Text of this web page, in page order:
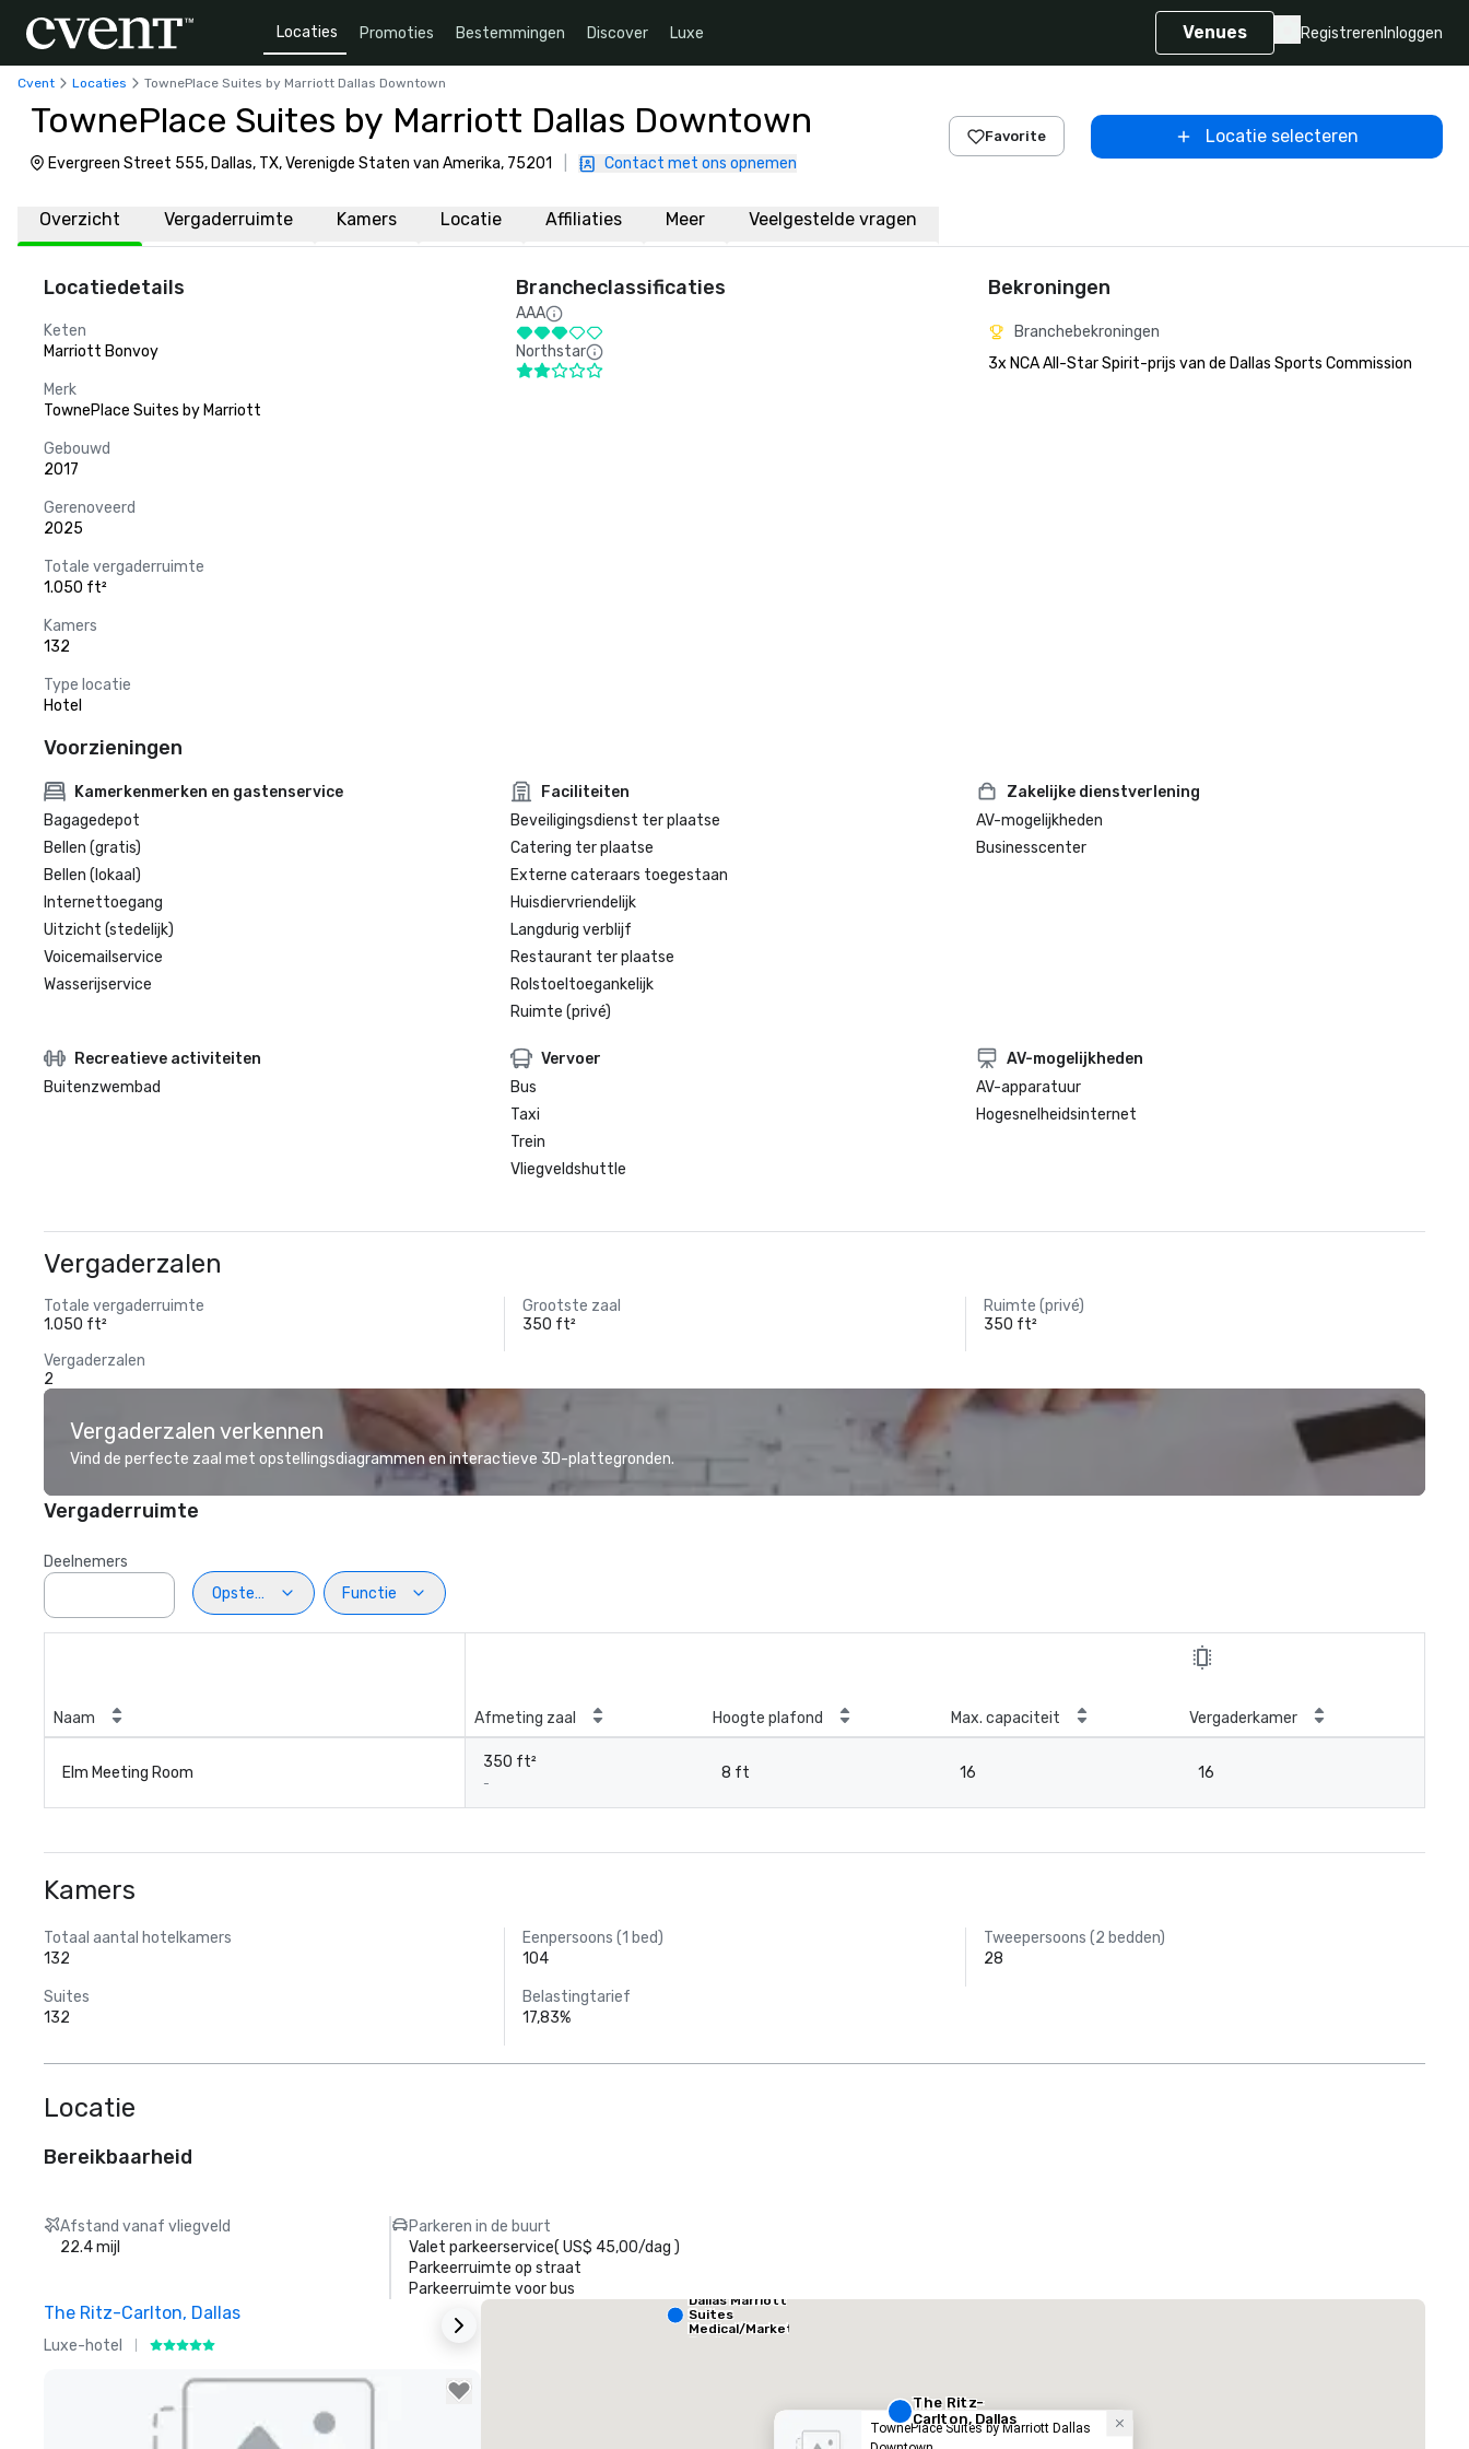
Locaties Promoties Bestemmingen Discover Luxe Venues Registreren Inloggen
Cvent Locaties TownePlace Suites by Marriott Dallas Downtown
TownePlace Suites by Marriott Dallas Downtown
Evergreen Street 555, Dallas, TX, Verenigde Staten van Amerika, 75201 Contact met ons opnemen
Favorite Locatie selecteren
Overzicht Vergaderruimte Kamers Locatie Affiliaties Meer Veelgestelde vragen
Locatiedetails
Keten
Marriott Bonvoy
Merk
TownePlace Suites by Marriott
Gebouwd
2017
Gerenoveerd
2025
Totale vergaderruimte
1.050 ft²
Kamers
132
Type locatie
Hotel
Brancheclassificaties
AAA
Northstar
Bekroningen
Branchebekroningen
3x NCA All-Star Spirit-prijs van de Dallas Sports Commission
Voorzieningen
Kamerkenmerken en gastenservice
Bagagedepot
Bellen (gratis)
Bellen (lokaal)
Internettoegang
Uitzicht (stedelijk)
Voicemailservice
Wasserijservice
Faciliteiten
Beveiligingsdienst ter plaatse
Catering ter plaatse
Externe cateraars toegestaan
Huisdiervriendelijk
Langdurig verblijf
Restaurant ter plaatse
Rolstoeltoegankelijk
Ruimte (privé)
Zakelijke dienstverlening
AV-mogelijkheden
Businesscenter
Recreatieve activiteiten
Buitenzwembad
Vervoer
Bus
Taxi
Trein
Vliegveldshuttle
AV-mogelijkheden
AV-apparatuur
Hogesnelheidsinternet
Vergaderzalen
Totale vergaderruimte
1.050 ft²
Grootste zaal
350 ft²
Ruimte (privé)
350 ft²
Vergaderzalen
2
Vergaderzalen verkennen
Vind de perfecte zaal met opstellingsdiagrammen en interactieve 3D-plattegronden.
Vergaderruimte
Deelnemers
Opstelling
Functie
Naam Afmeting zaal Hoogte plafond Max. capaciteit Vergaderkamer
Elm Meeting Room
350 ft²
-
8 ft 16 16
Kamers
Totaal aantal hotelkamers
132
Eenpersoons (1 bed)
104
Tweepersoons (2 bedden)
28
Suites
132
Belastingtarief
17,83%
Locatie
Bereikbaarheid
Afstand vanaf vliegveld
22.4 mijl
Parkeren in de buurt
Valet parkeerservice( US$ 45,00/dag )
Parkeerruimte op straat
Parkeerruimte voor bus
The Ritz-Carlton, Dallas
Luxe-hotel
TownePlace Suites by Marriott Dallas
The Ritz-
Carlton, Dallas
Dallas Market
Ctr - Love
Field
Dallas Marriott
Suites
Medical/Market